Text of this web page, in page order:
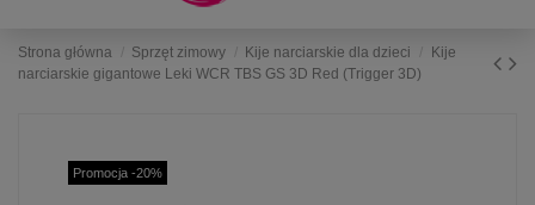
Strona główna Sprzęt zimowy Kije narciarskie dla dzieci
Kije
narciarskie gigantowe Leki WCR TBS GS 3D Red (Trigger 3D)
Promocja -20%